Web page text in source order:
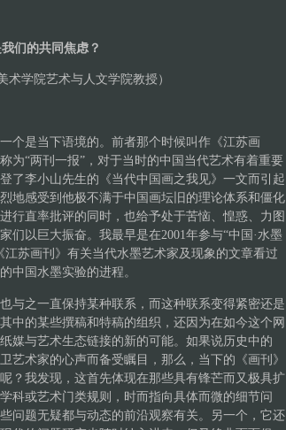
们的共同焦虑？
术学院艺术与人文学院教授）
个是当下语境的。前者那个时候叫作《江苏画
为“两刊一报”，对于当时的中国当代艺术有着重要
了李小山先生的《当代中国画之我见》一文而引起
地感受到他极不满于中国画坛旧的理论体系和僵化
行直率批评的同时，也给予处于苦恼、惶惑、力图
们以巨大振奋。我最早是在2001年参与“中国·水墨
苏画刊》有关当代水墨艺术家及现象的文章看过
中国水墨实验的进程。
与之一直保持某种联系，而这种联系变得紧密还是
中的某些撰稿和特稿的组织，还因为在如今这个网
媒与艺术生态链接的新的可能。如果说历史中的
艺术家的心声而备受瞩目，那么，当下的《画刊》
？我发现，这首先体现在那些具有锋芒而又极具扩
科或艺术门类规则，时而指向具体而微的细节问
问题无疑都与动态的前沿观察有关。另一个，它还